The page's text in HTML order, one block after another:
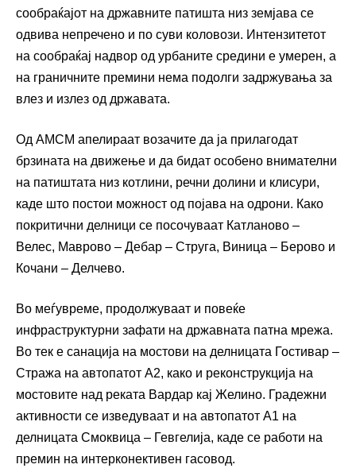
сообраќајот на државните патишта низ земјава се
одвива непречено и по суви коловози. Интензитетот
на сообраќај надвор од урбаните средини е умерен, а
на граничните премини нема подолги задржувања за
влез и излез од државата.
Од АМСМ апелираат возачите да ја прилагодат
брзината на движење и да бидат особено внимателни
на патиштата низ котлини, речни долини и клисури,
каде што постои можност од појава на одрони. Како
покритични делници се посочуваат Катланово –
Велес, Маврово – Дебар – Струга, Виница – Берово и
Кочани – Делчево.
Во меѓувреме, продолжуваат и повеќе
инфраструктурни зафати на државната патна мрежа.
Во тек е санација на мостови на делницата Гостивар –
Стража на автопатот А2, како и реконструкција на
мостовите над реката Вардар кај Желино. Градежни
активности се изведуваат и на автопатот А1 на
делницата Смоквица – Гевгелија, каде се работи на
премин на интерконективен гасовод.